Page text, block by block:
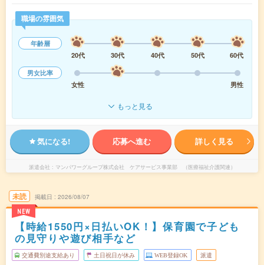
職場の雰囲気
年齢層
20代
30代 40代 50代
60代
男女比率
女性
男性
もっと見る
気になる! 応募へ進む 詳しく見る
派遣会社 マンパワーグループ株式会社 ケアサービス事業部 （医療福祉介護関連）
未読
NEW
掲載日 2026/08/07
【時給1550円×日払いOK！】保育園で子ども
の見守りや遊び相手など
交通費別途支給あり 土日祝日が休み WEB登録OK 派遣